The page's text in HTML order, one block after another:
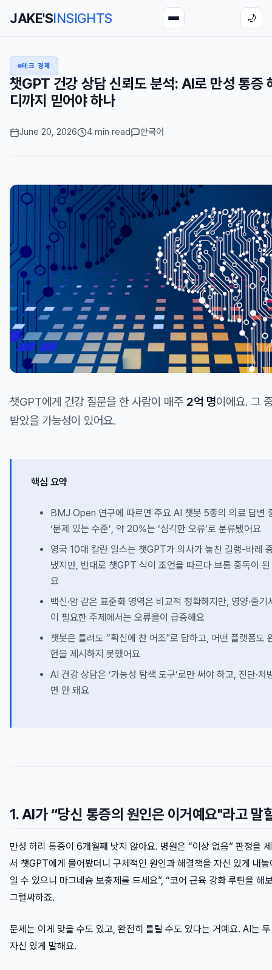
JAKE'SINSIGHTS 🌙
테크 경제
챗GPT 건강 상담 신뢰도 분석: AI로 만성 통증
디까지 믿어야 하나
June 20, 2026 4 min read 한국어
챗GPT에게 건강 질문을 한 사람이 매주 2억 명이에요. 그
받았을 가능성이 있어요.
핵심 요약
BMJ Open 연구에 따르면 주요 AI 챗봇 5종의 의료 답변
‘문제 있는 수준’, 약 20%는 ‘심각한 오류’로 분류됐어요
영국 10대 칼란 일스는 챗GPT가 의사가 놓친 길랭-바레
냈지만, 반대로 챗GPT 식이 조언을 따르다 브롬 중독이
요
백신·암 같은 표준화 영역은 비교적 정확하지만, 영양·줄기
이 필요한 주제에서는 오류율이 급증해요
챗봇은 틀려도 “확신에 찬 어조"로 답하고, 어떤 플랫폼도
헌을 제시하지 못했어요
AI 건강 상담은 ‘가능성 탐색 도구’로만 써야 하고, 진단·처
면 안 돼요
1. AI가 “당신 통증의 원인은 이거예요"라고 말
만성 허리 통증이 6개월째 낫지 않아요. 병원은 “이상 없음” 판정을
서 챗GPT에게 물어봤더니 구체적인 원인과 해결책을 자신 있게 내
일 수 있으니 마그네슘 보충제를 드세요”, “코어 근육 강화 루틴을
그럴싸하죠.
문제는 이게 맞을 수도 있고, 완전히 틀릴 수도 있다는 거예요. AI는
자신 있게 말해요.